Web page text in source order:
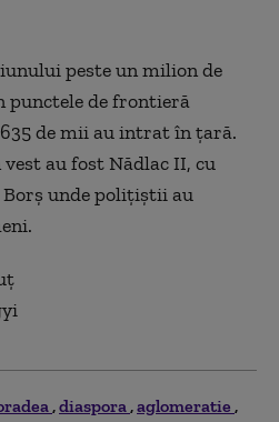
peste un milion de
punctele de frontieră
de mii au intrat în țară.
au fost Nădlac II, cu
Borş unde poliţiştii au
diaspora aglomeratie